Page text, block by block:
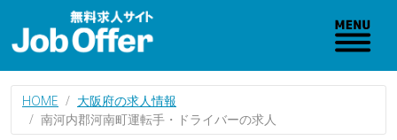
HOME
大阪府の求人情報
南河内郡河南町運転手・ドライバーの求人